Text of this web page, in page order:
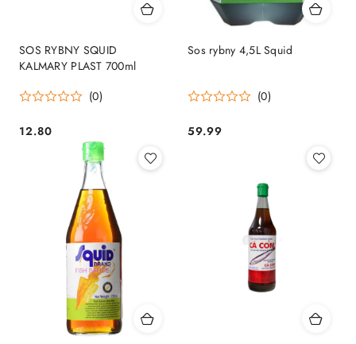
SOS RYBNY SQUID
KALMARY PLAST 700ml
(0)
Cena:
12.80
Sos rybny 4,5L Squid
(0)
Cena:
59.99